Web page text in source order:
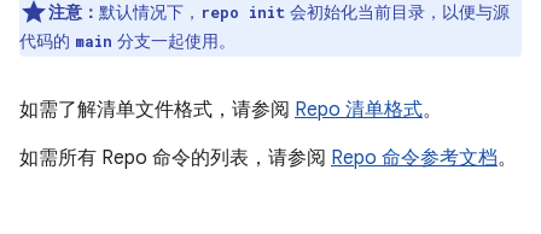
注意： 默认情况下， repo init 会初始化当前目录，以便与源
代码的 main 分支一起使用。
如需了解清单文件格式，请参阅 Repo 清单格式。
如需所有 Repo 命令的列表，请参阅 Repo 命令参考文档。